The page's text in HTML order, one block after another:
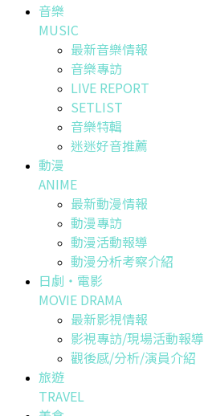
音樂
MUSIC
最新音樂情報
音樂專訪
LIVE REPORT
SETLIST
音樂特輯
迷迷好音推薦
動漫
ANIME
最新動漫情報
動漫專訪
動漫活動報導
動漫分析考察介紹
日劇・電影
MOVIE DRAMA
最新影視情報
影視專訪/現場活動報導
觀後感/分析/演員介紹
旅遊
TRAVEL